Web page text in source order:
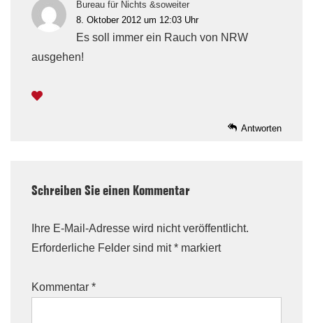
Bureau für Nichts &soweiter
8. Oktober 2012 um 12:03 Uhr
Es soll immer ein Rauch von NRW
ausgehen!
Antworten
Schreiben Sie einen Kommentar
Ihre E-Mail-Adresse wird nicht veröffentlicht.
Erforderliche Felder sind mit* markiert
Kommentar *